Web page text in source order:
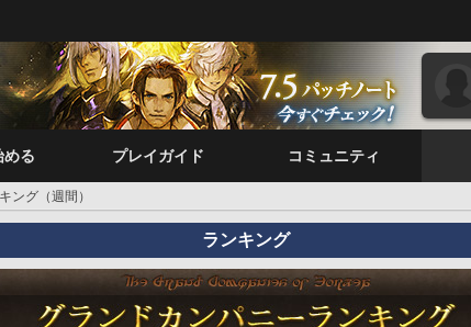
める プレイガイド コミュニティ
ング（週間）
ランキング